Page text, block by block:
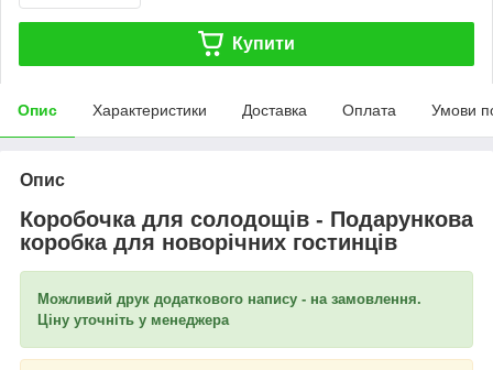
Купити
Опис Характеристики Доставка Оплата Умови
Опис
Коробочка для солодощів - Подарункова
коробка для новорічних гостинців
Можливий друк додаткового напису - на замовлення.
Ціну уточніть у менеджера